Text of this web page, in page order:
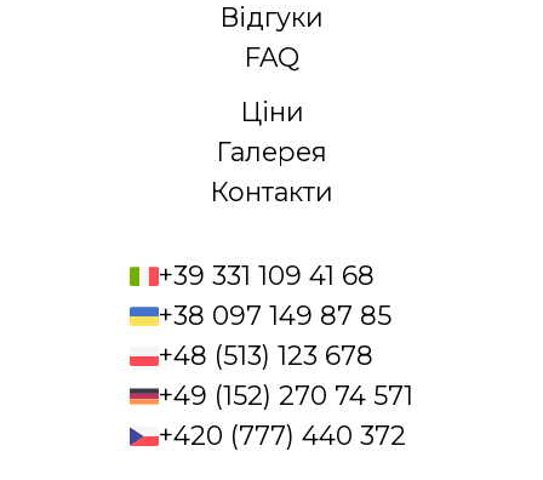
Відгуки
FAQ
Ціни
Галерея
Контакти
+39 331 109 41 68
+38 097 149 87 85
+48 (513) 123 678
+49 (152) 270 74 571
+420 (777) 440 372